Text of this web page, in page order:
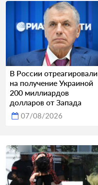
В России отреагировали
на получение Украиной
200 миллиардов
долларов от Запада
07/08/2026